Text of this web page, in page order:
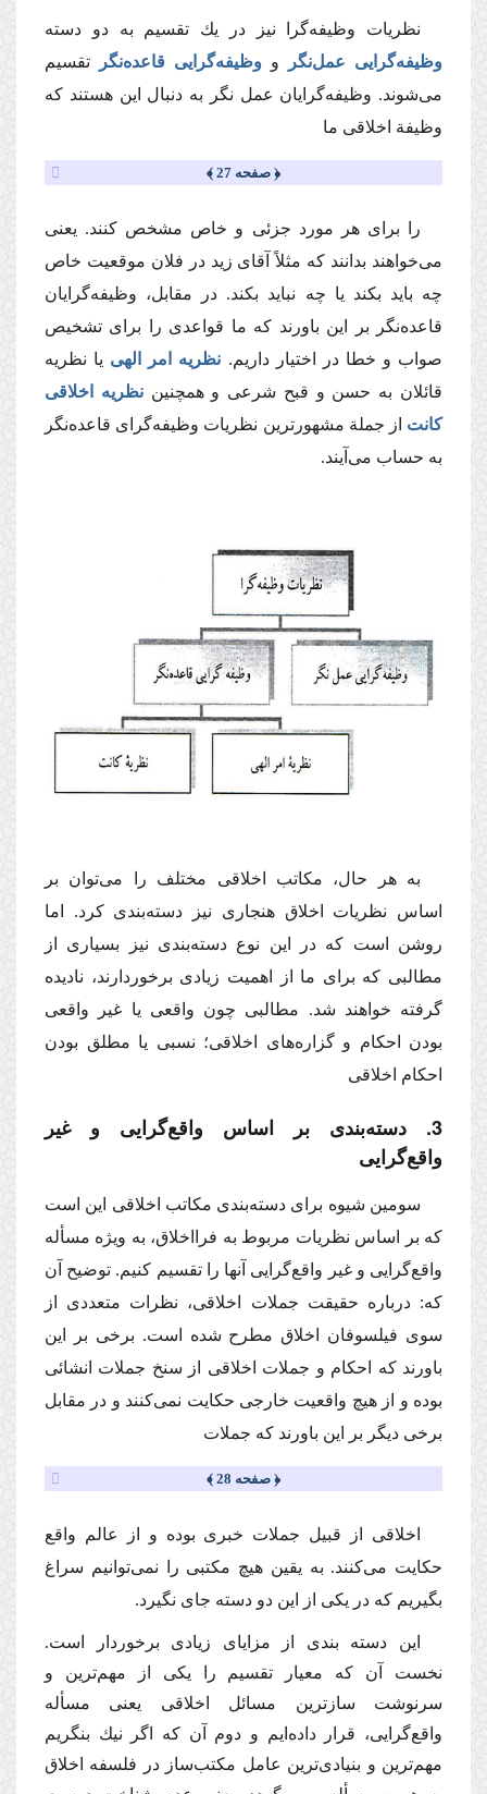
نظریات وظیفه‌گرا نیز در یك تقسیم به دو دسته
وظیفه‌گرایی عمل‌‌نگر
و وظیفه‌گرایی قاعده‌نگر
تقسیم
می‌شوند. وظیفه‌گرایان عمل نگر به دنبال این هستند كه
وظیفة اخلاقی ما
﴿ صفحه 27 ﴾
را برای هر مورد جزئی و خاص مشخص كنند. یعنی
می‌خواهند بدانند كه مثلاً آقای زید در فلان موقعیت خاص
چه باید بكند یا چه نباید بكند. در مقابل، وظیفه‌گرایان
قاعده‌نگر بر این باورند كه ما قواعدی را برای تشخیص
صواب و خطا در اختیار داریم. نظریه امر الهی یا نظریه
قائلان به حسن و قبح شرعی و همچنیننظریه اخلاقی
كانت از جملة مشهورترین نظریات وظیفه‌گرای قاعده‌نگر
به حساب می‌آیند.
‌به هر حال، مكاتب اخلاقی مختلف را می‌توان بر
اساس نظریات اخلاق هنجاری نیز دسته‌بندی كرد. اما
روشن است كه در این نوع دسته‌بندی نیز بسیاری از
مطالبی كه برای ما از اهمیت زیادی برخوردارند، نادیده
گرفته خواهند شد. مطالبی چون واقعی یا غیر واقعی
بودن احكام و گزاره‌های اخلاقی؛ نسبی یا مطلق بودن
احكام اخلاقی
3. دسته‌بندی بر اساس واقع‌گرایی و غیر
واقع‌گرایی‌
سومین شیوه برای دسته‌بندی مكاتب اخلاقی این است
كه بر اساس نظریات مربوط به فرااخلاق، به ویژه مسأله
واقع‌گرایی و غیر واقع‌گرایی آنها را تقسیم كنیم. توضیح آن
كه‌: درباره حقیقت جملات اخلاقی‌، نظرات متعددی از
سوی فیلسوفان اخلاق مطرح شده است. برخی بر این
باورند كه احكام و جملات اخلاقی از سنخ جملات انشائی
بوده و از هیچ واقعیت خارجی حكایت نمی‌كنند و در مقابل
برخی دیگر بر این باورند كه جملات
﴿ صفحه 28 ﴾
اخلاقی از قبیل جملات خبری بوده و از عالم واقع
حكایت می‌كنند. به یقین هیچ مكتبی را نمی‌توانیم سراغ
بگیریم كه در یكی از این دو دسته جای نگیرد.
این دسته بندی از مزایای زیادی برخوردار است.
نخست آن كه معیار تقسیم را یكی از مهم‌ترین و
سرنوشت سازترین مسائل اخلاقی یعنی مسأله
واقع‌گرایی، قرار داده‌ایم و دوم آن كه اگر نیك بنگریم
مهم‌ترین و بنیادی‌ترین عامل مكتب‌ساز در فلسفه اخلاق